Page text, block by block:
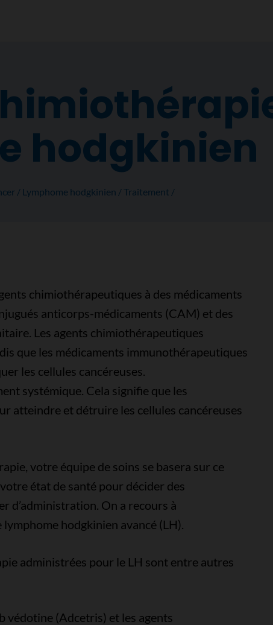
hodgkinien
Lymphome hodgkinien
Traitement
chimiothérapeutiques à des médicaments
anticorps-médicaments (CAM) et des
Les agents chimiothérapeutiques
que les médicaments immunothérapeutiques
les cellules cancéreuses.
systémique. Cela signifie que les
atteindre et détruire les cellules cancéreuses
votre équipe de soins se basera sur ce
état de santé pour décider des
d’administration. On a recours à
hodgkinien avancé (LH).
administrées pour le LH sont entre autres
védotine (Adcetris) et les agents